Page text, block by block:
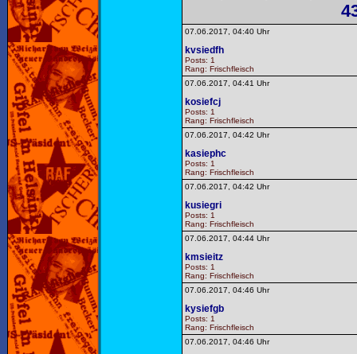
07.06.2017, 04:40 Uhr
kvsiedfh
Posts: 1
Rang: Frischfleisch
07.06.2017, 04:41 Uhr
kosiefcj
Posts: 1
Rang: Frischfleisch
07.06.2017, 04:42 Uhr
kasiephc
Posts: 1
Rang: Frischfleisch
07.06.2017, 04:42 Uhr
kusiegri
Posts: 1
Rang: Frischfleisch
07.06.2017, 04:44 Uhr
kmsieitz
Posts: 1
Rang: Frischfleisch
07.06.2017, 04:46 Uhr
kysiefgb
Posts: 1
Rang: Frischfleisch
07.06.2017, 04:46 Uhr